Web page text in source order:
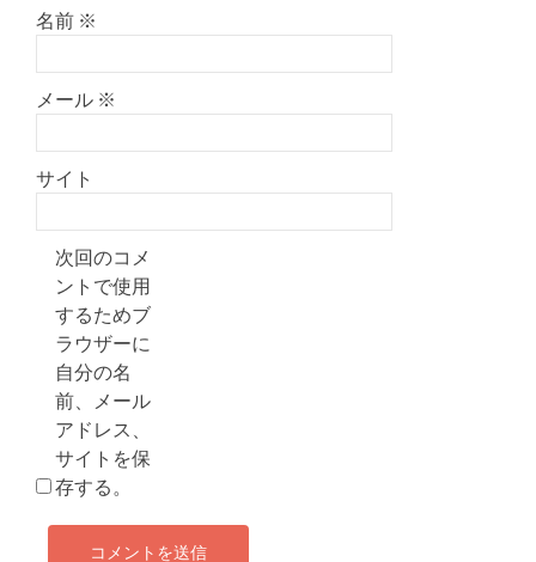
名前 ※
メール ※
サイト
次回のコメ
ントで使用
するためブ
ラウザーに
自分の名
前、メール
アドレス、
サイトを保
存する。